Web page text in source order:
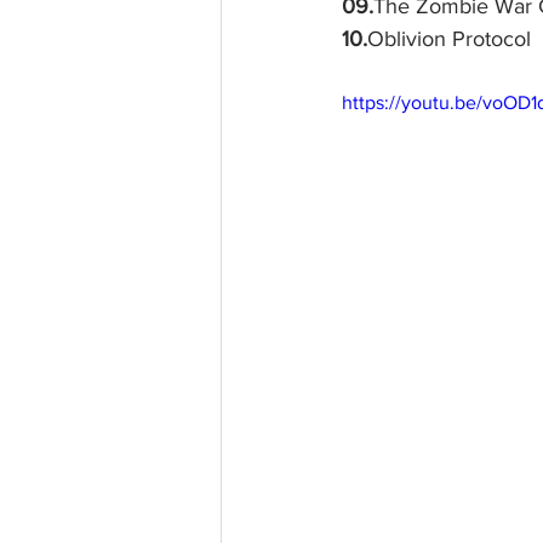
09.The Zombie War
10.Oblivion Protocol
https://youtu.be/